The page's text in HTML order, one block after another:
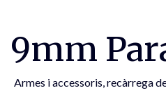
9mm
Armes i accessoris, recàrrega